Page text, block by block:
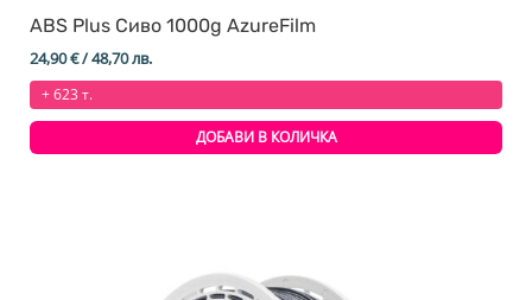
ABS Plus Сиво 1000g AzureFilm
24,90€/ 48,70 лв.
+ 623 т.
ДОБАВИ В КОЛИЧКА